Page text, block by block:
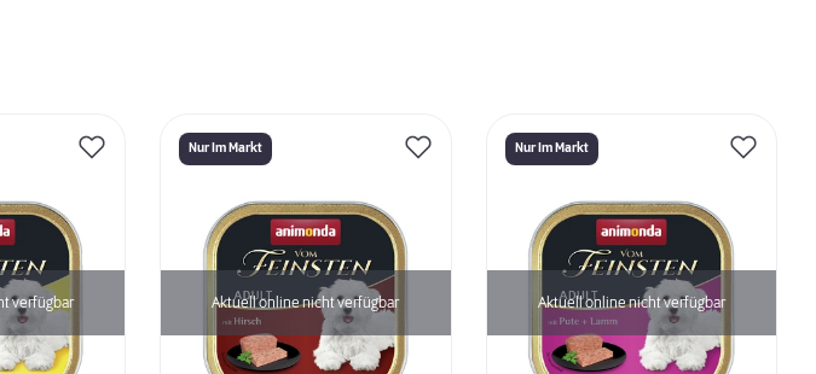
verfügbar
Nur Im Markt
Aktuell online nicht verfügbar
Nur Im Markt
Aktuell online nicht verfügbar